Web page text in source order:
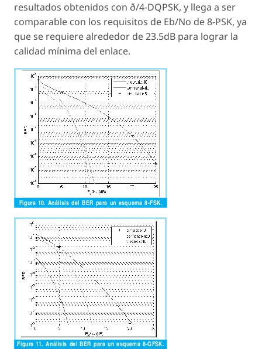
resultados obtenidos con ð/4-DQPSK, y llega a ser
comparable con los requisitos de Eb/No de 8-PSK, ya
que se requiere alrededor de 23.5dB para lograr la
calidad mínima del enlace.